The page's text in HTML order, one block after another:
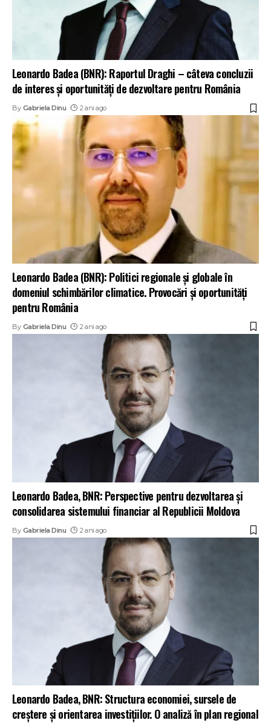
Leonardo Badea (BNR): Raportul Draghi – câteva concluzii
de interes și oportunități de dezvoltare pentru România
By Gabriela Dinu 2 ani ago
Leonardo Badea (BNR): Politici regionale și globale în
domeniul schimbărilor climatice. Provocări și oportunități
pentru România
By Gabriela Dinu 2 ani ago
Leonardo Badea, BNR: Perspective pentru dezvoltarea și
consolidarea sistemului financiar al Republicii Moldova
By Gabriela Dinu 2 ani ago
Leonardo Badea, BNR: Structura economiei, sursele de
creștere și orientarea investițiilor. O analiză în plan regional